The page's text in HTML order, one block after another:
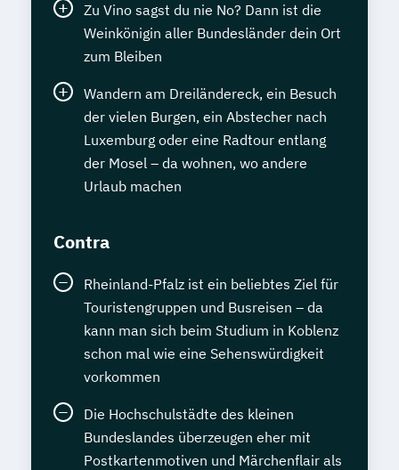
Zu Vino sagst du nie No? Dann ist die
Weinkönigin aller Bundesländer dein Ort
zum Bleiben
Wandern am Dreiländereck, ein Besuch
der vielen Burgen, ein Abstecher nach
Luxemburg oder eine Radtour entlang
der Mosel – da wohnen, wo andere
Urlaub machen
Contra
Rheinland-Pfalz ist ein beliebtes Ziel für
Touristengruppen und Busreisen – da
kann man sich beim Studium in Koblenz
schon mal wie eine Sehenswürdigkeit
vorkommen
Die Hochschulstädte des kleinen
Bundeslandes überzeugen eher mit
Postkartenmotiven und Märchenflair als